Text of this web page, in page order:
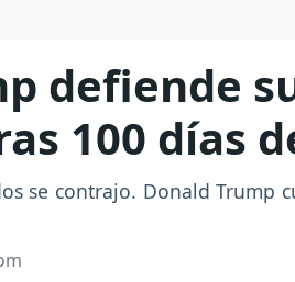
defiende
100 días
se contrajo. Donald Trump